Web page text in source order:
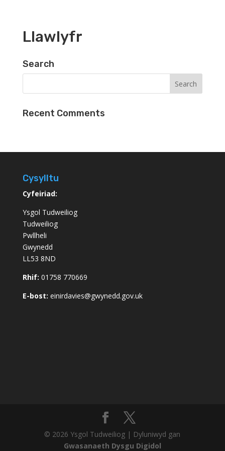
Llawlyfr
Search
Recent Comments
Cysylltu
Cyfeiriad:
Ysgol Tudweiliog
Tudweiliog
Pwllheli
Gwynedd
LL53 8ND
Rhif: 01758 770669
E-bost: einirdavies@gwynedd.gov.uk
© 2026 Ysgol Tudweiliog | Dyluniwyd gan
Gwasanaeth Dysgu Digidol